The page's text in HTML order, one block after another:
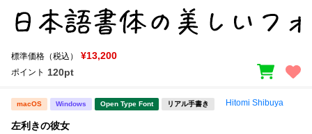
標準価格（税込） ¥13,200
ポイント 120pt
macOS Windows Open Type Font リアル手書き Hitomi Shibuya
左利きの彼女